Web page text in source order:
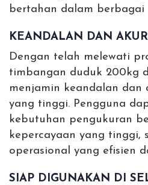
bertahan dalam berbagai
KEANDALAN DAN
Dengan telah melewati
timbangan duduk 200kg
menjamin keandalan dan
yang tinggi. Pengguna
kebutuhan pengukuran
kepercayaan yang tinggi,
operasional yang efisien
SIAP DIGUNAKAN DI